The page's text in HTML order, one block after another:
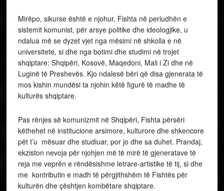
Mirëpo, sikurse është e njohur, Fishta në periudhën e
sistemit komunist, për arsye politike dhe ideologjike, u
ndalua më se dyzet vjet nga mësimi në shkolla e në
universitete, si dhe nga botimi dhe studimi në trojet
shqiptare: Shqipëri, Kosovë, Maqedoni, Mali i Zi dhe në
Luginë të Preshevës. Kjo ndalesë bëri që disa gjenerata të
mos kishin mundësi ta njohin këtë figurë të madhe të
kulturës shqiptare.
Pas rënjes së komunizmit në Shqipëri, Fishta përsëri
këthehet në institucione arsimore, kulturore dhe shkencore
pët t’u mësuar dhe studiuar, por jo dhe sa duhet. Prandaj,
ekziston nevoja për njohjen më të mirë të gjeneratave të
reja me veprën e rëndësishme letrare-artistike të tij, si dhe
me kontributin e madh të përgjithshëm të Fishtës për
kulturën dhe çështjen kombëtare shqiptare.